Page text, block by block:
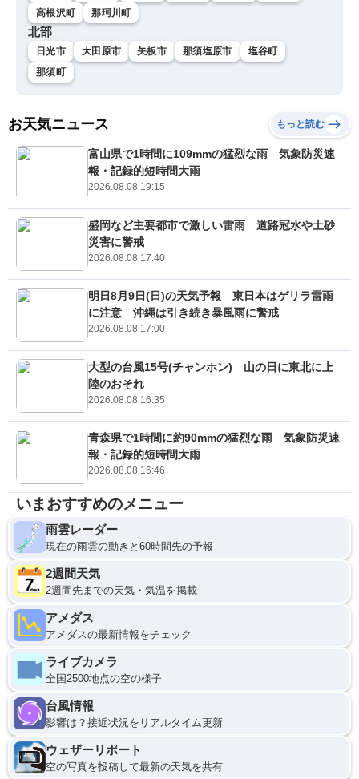
高根沢町 那珂川町
北部
日光市 大田原市 矢板市 那須塩原市
塩谷町
那須町
お天気ニュース もっと読む
富山県で1時間に109mmの猛烈な雨 気象防災速
報・記録的短時間大雨
2026.08.08 19:15
盛岡など主要都市で激しい雷雨 道路冠水や土砂
災害に警戒
2026.08.08 17:40
明日8月9日(日)の天気予報 東日本はゲリラ雷雨
に注意 沖縄は引き続き暴風雨に警戒
2026.08.08 17:00
大型の台風15号(チャンホン) 山の日に東北に上
陸のおそれ
2026.08.08 16:35
青森県で1時間に約90mmの猛烈な雨 気象防災速
報・記録的短時間大雨
2026.08.08 16:46
いまおすすめのメニュー
雨雲レーダー
現在の雨雲の動きと60時間先の予報
2週間天気
2週間先までの天気・気温を掲載
アメダス
アメダスの最新情報をチェック
ライブカメラ
全国2500地点の空の様子
台風情報
影響は？接近状況をリアルタイム更新
ウェザーリポート
空の写真を投稿して最新の天気を共有